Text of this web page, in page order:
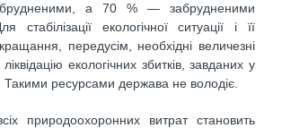
а 70 % — забрудненими
стабілізації екологічної ситуації і її
передусім, необхідні величезні
екологічних збитків, завданих у
Такими ресурсами держава не володіє.
природоохоронних витрат становить